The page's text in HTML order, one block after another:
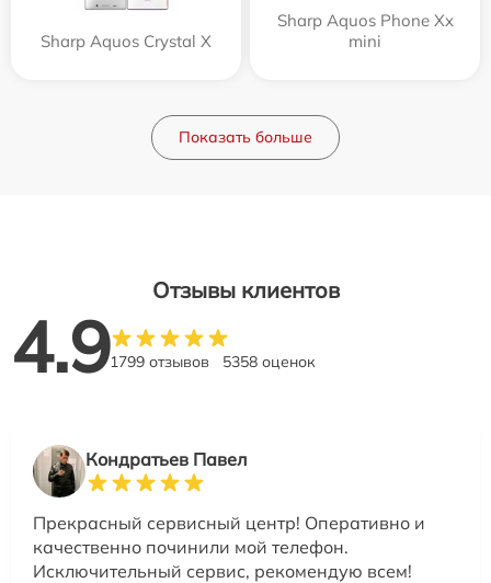
Sharp Aquos Crystal X
Sharp Aquos Phone Xx
mini
Показать больше
Отзывы клиентов
4.91799 отзывов 5358 оценок
Кондратьев Павел
Прекрасный сервисный центр! Оперативно и
качественно починили мой телефон.
Исключительный сервис, рекомендую всем!